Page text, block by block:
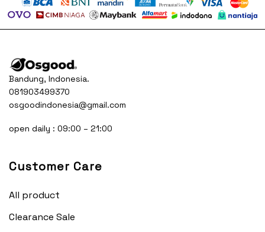
Bandung, Indonesia.
081903499370
osgoodindonesia@gmail.com
open daily : 09:00 – 21:00
Customer Care
All product
Clearance Sale